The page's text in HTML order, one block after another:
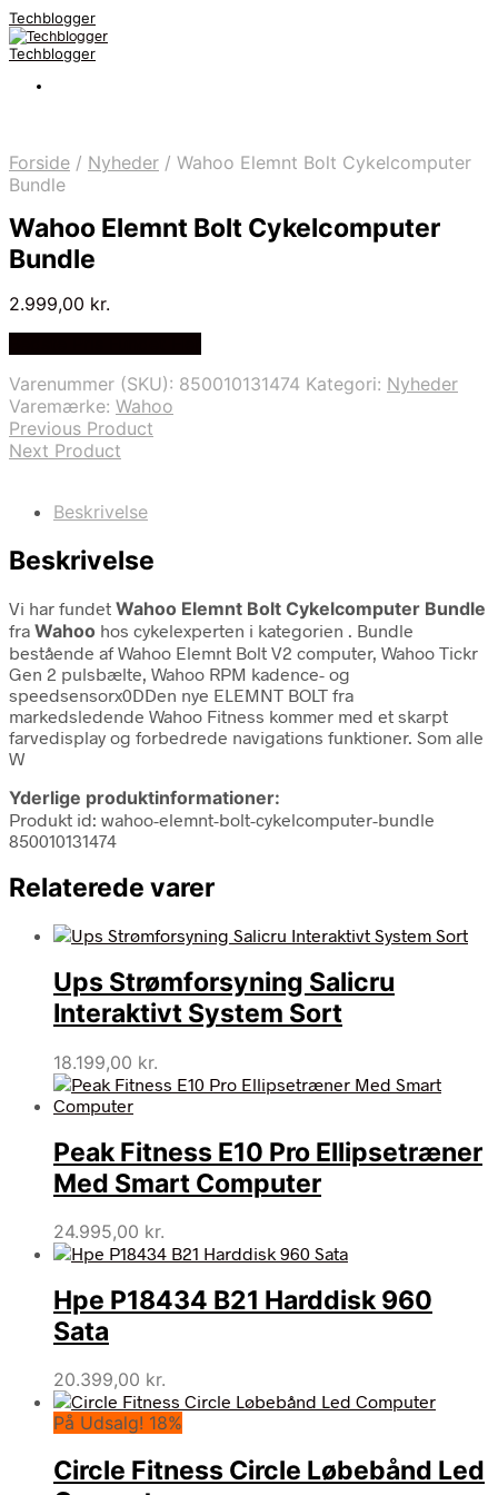
Techblogger
Techblogger
Forside / Nyheder / Wahoo Elemnt Bolt Cykelcomputer
Bundle
Wahoo Elemnt Bolt Cykelcomputer
Bundle
2.999,00 kr.
Varenummer (SKU): 850010131474 Kategori: Nyheder
Varemærke: Wahoo
Previous Product
Next Product
Beskrivelse
Beskrivelse
Vi har fundet Wahoo Elemnt Bolt Cykelcomputer Bundle
fra Wahoo hos cykelexperten i kategorien . Bundle
bestående af Wahoo Elemnt Bolt V2 computer, Wahoo Tickr
Gen 2 pulsbælte, Wahoo RPM kadence- og
speedsensorx0DDen nye ELEMNT BOLT fra
markedsledende Wahoo Fitness kommer med et skarpt
farvedisplay og forbedrede navigations funktioner. Som alle
W
Yderlige produktinformationer:
Produkt id: wahoo-elemnt-bolt-cykelcomputer-bundle
850010131474
Relaterede varer
Ups Strømforsyning Salicru
Interaktivt System Sort
18.199,00 kr.
Peak Fitness E10 Pro Ellipsetræner
Med Smart Computer
24.995,00 kr.
Hpe P18434 B21 Harddisk 960
Sata
20.399,00 kr.
På Udsalg! 18%
Circle Fitness Circle Løbebånd Led